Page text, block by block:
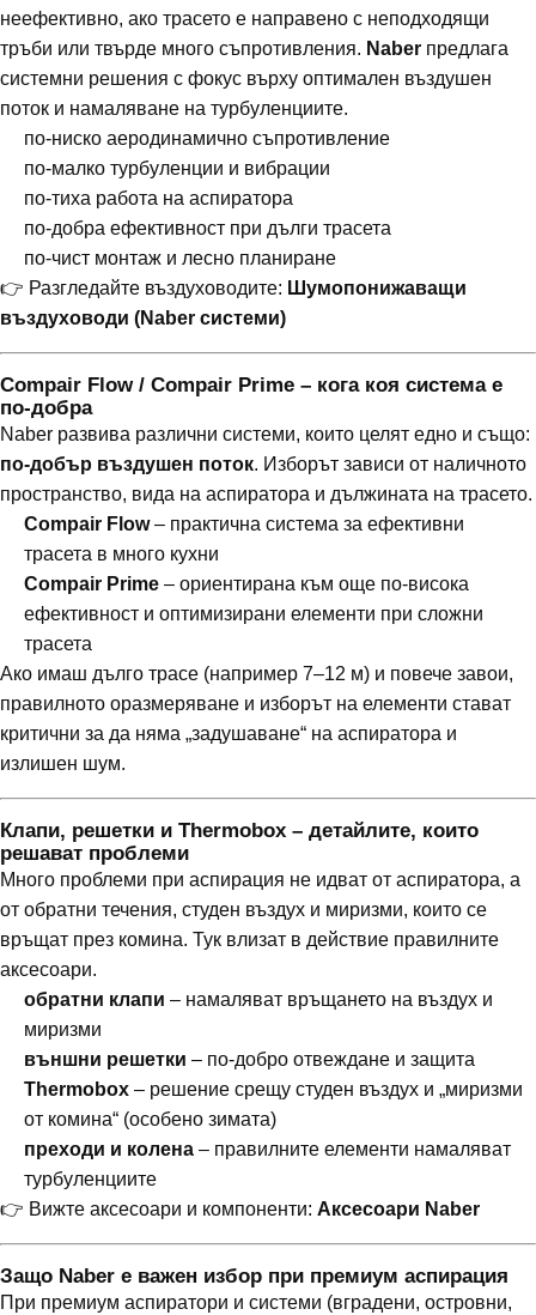
неефективно, ако трасето е направено с неподходящи
тръби или твърде много съпротивления. Naber предлага
системни решения с фокус върху оптимален въздушен
поток и намаляване на турбуленциите.
по-ниско аеродинамично съпротивление
по-малко турбуленции и вибрации
по-тиха работа на аспиратора
по-добра ефективност при дълги трасета
по-чист монтаж и лесно планиране
👉 Разгледайте въздуховодите: Шумопонижаващи
въздуховоди (Naber системи)
Compair Flow / Compair Prime – кога коя система е
по-добра
Naber развива различни системи, които целят едно и също:
по-добър въздушен поток. Изборът зависи от наличното
пространство, вида на аспиратора и дължината на трасето.
Compair Flow– практична система за ефективни
трасета в много кухни
Compair Prime – ориентирана към още по-висока
ефективност и оптимизирани елементи при сложни
трасета
Ако имаш дълго трасе (например 7–12 м) и повече завои,
правилното оразмеряване и изборът на елементи стават
критични за да няма „задушаване“ на аспиратора и
излишен шум.
Клапи, решетки и Thermobox – детайлите, които
решават проблеми
Много проблеми при аспирация не идват от аспиратора, а
от обратни течения, студен въздух и миризми, които се
връщат през комина. Тук влизат в действие правилните
аксесоари.
обратни клапи – намаляват връщането на въздух и
миризми
външни решетки – по-добро отвеждане и защита
Thermobox – решение срещу студен въздух и „миризми
от комина“ (особено зимата)
преходи и колена – правилните елементи намаляват
турбуленциите
👉 Вижте аксесоари и компоненти: Аксесоари Naber
Защо Naber е важен избор при премиум аспирация
При премиум аспиратори и системи (вградени, островни,